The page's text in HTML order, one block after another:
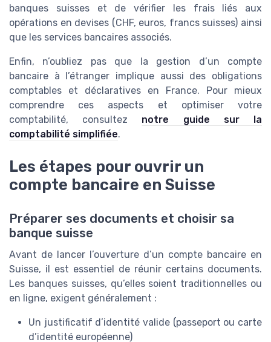
banques suisses et de vérifier les frais liés aux
opérations en devises (CHF, euros, francs suisses) ainsi
que les services bancaires associés.
Enfin, n’oubliez pas que la gestion d’un compte
bancaire à l’étranger implique aussi des obligations
comptables et déclaratives en France. Pour mieux
comprendre ces aspects et optimiser votre
comptabilité, consultez notre guide sur la
comptabilité simplifiée.
Les étapes pour ouvrir un
compte bancaire en Suisse
Préparer ses documents et choisir sa
banque suisse
Avant de lancer l’ouverture d’un compte bancaire en
Suisse, il est essentiel de réunir certains documents.
Les banques suisses, qu’elles soient traditionnelles ou
en ligne, exigent généralement :
Un justificatif d’identité valide (passeport ou carte
d’identité européenne)